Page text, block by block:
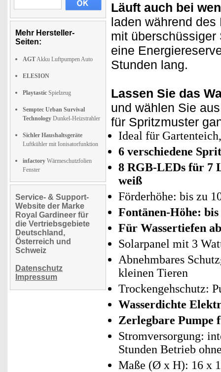
Mehr Hersteller-
Seiten:
AGTAkku Luftpumpen Auto
ELESION
Playtastic Spielzeug
Semptec Urban Survival
Technology Dunkel-Heizstrahler
Sichler Haushaltsgeräte
Luftkühler mit Ionisatorfunktion
infactory Wärmeschutzfolien
Fenster
Service- & Support-
Website der Marke
Royal Gardineer für
die Vertriebsgebiete
Deutschland,
Österreich und
Schweiz
Datenschutz
Impressum
Läuft auch bei
laden während
mit überschüssiger
eine
Stunden lang.
Lassen Sie das
und wählen Sie
für Spritzmuster
Ideal für
6 verschiedene
8 RGB-LEDs für 7
weiß
Förderhöhe: bis zu
Fontänen-Höhe: bis
Für Wassertiefen
Solarpanel mit 3
Abnehmbares
kleinen Tieren
Trockengehschutz:
Wasserdichte
Zerlegbare Pumpe
Stromversorgung:
Stunden Betrieb
Maße (Ø x H): 16 x